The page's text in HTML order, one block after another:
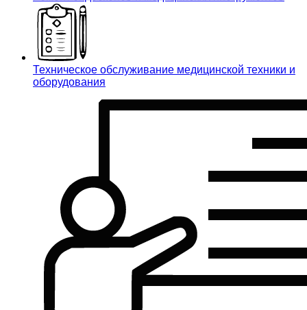
Техническое обслуживание медицинской техники и
оборудования